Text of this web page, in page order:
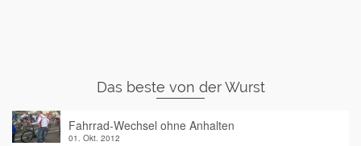
Das beste von der Wurst
Fahrrad-Wechsel ohne Anhalten
01. Okt. 2012